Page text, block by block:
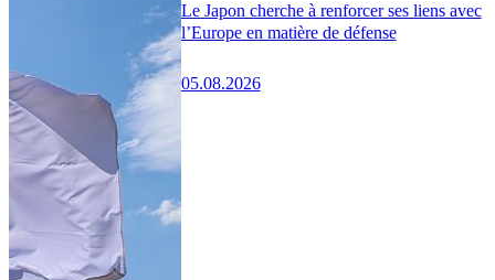
Le Japon cherche à renforcer ses liens avec
l’Europe en matière de défense
05.08.2026